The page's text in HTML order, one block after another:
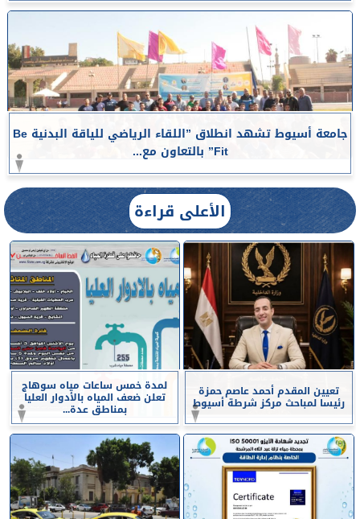
جامعة أسيوط تشهد انطلاق ”اللقاء الرياضي للياقة البدنية Be
Fit” بالتعاون مع...
الأعلى قراءة
تعيين المقدم أحمد عاصم حمزة
رئيسا لمباحث مركز شرطة أسيوط
لمدة خمس ساعات مياه سوهاج
تعلن ضعف المياه بالأدوار العليا
بمناطق عدة...